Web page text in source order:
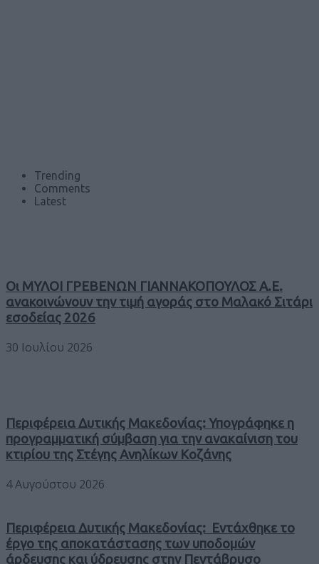
Trending
Comments
Latest
Οι ΜΥΛΟΙ ΓΡΕΒΕΝΩΝ ΓΙΑΝΝΑΚΟΠΟΥΛΟΣ Α.Ε.
ανακοινώνουν την τιμή αγοράς στο Μαλακό Σιτάρι
εσοδείας 2026
30 Ιουλίου 2026
Περιφέρεια Δυτικής Μακεδονίας: Υπογράφηκε η
προγραμματική σύμβαση για την ανακαίνιση του
κτιρίου της Στέγης Ανηλίκων Κοζάνης
4 Αυγούστου 2026
Περιφέρεια Δυτικής Μακεδονίας: Εντάχθηκε το
έργο της αποκατάστασης των υποδομών
άρδευσης και ύδρευσης στην Πεντάβρυσο